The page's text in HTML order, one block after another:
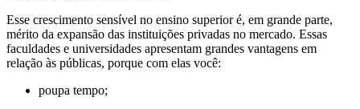
Esse crescimento sensível no ensino superior é, em grande parte,
mérito da expansão das instituições privadas no mercado. Essas
faculdades e universidades apresentam grandes vantagens em
relação às públicas, porque com elas você:
poupa tempo;